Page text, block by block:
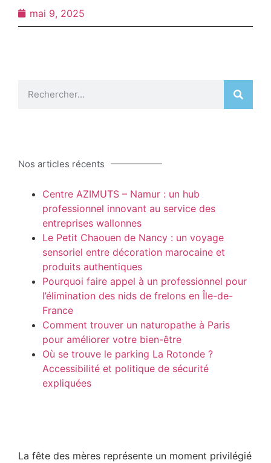
mai 9, 2025
La fête des mères représente un moment privilégié
Nos articles récents
Centre AZIMUTS – Namur : un hub
professionnel innovant au service des
entreprises wallonnes
Le Petit Chaouen de Nancy : un voyage
sensoriel entre décoration marocaine et
produits authentiques
Pourquoi faire appel à un professionnel pour
l’élimination des nids de frelons en Île-de-
France
Comment trouver un naturopathe à Paris
pour améliorer votre bien-être
Où se trouve le parking La Rotonde ?
Accessibilité et politique de sécurité
expliquées